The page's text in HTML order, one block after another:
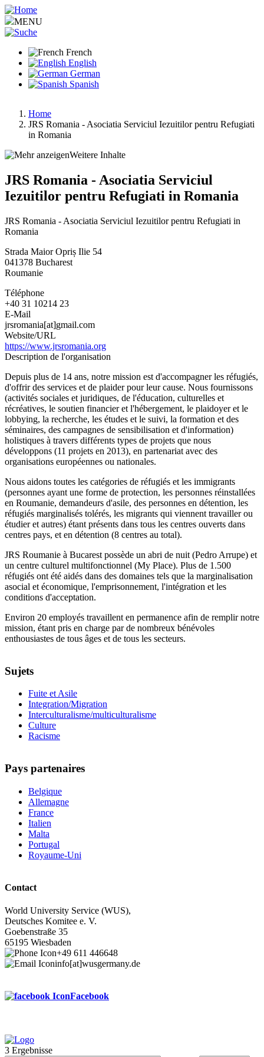
Aller
au
contenu
MENU
French
English
German
Spanish
Fil
Home
JRS Romania - Asociatia Serviciul Iezuitilor pentru Refugiati
in Romania
Weitere Inhalte
JRS Romania - Asociatia Serviciul
Iezuitilor pentru Refugiati in Romania
JRS Romania - Asociatia Serviciul Iezuitilor pentru Refugiati in
Romania
Strada Maior Opriș Ilie 54
041378 Bucharest
Roumanie
Téléphone
+40 31 10214 23
E-Mail
jrsromania[at]gmail.com
Website/URL
https://www.jrsromania.org
Description de l'organisation
Depuis plus de 14 ans, notre mission est d'accompagner les réfugiés,
d'offrir des services et de plaider pour leur cause. Nous fournissons
(activités sociales et juridiques, de l'éducation, culturelles et
récréatives, le soutien financier et l'hébergement, le plaidoyer et le
lobbying, la recherche, les études et le suivi, la formation et des
séminaires, des campagnes de sensibilisation et d'information)
holistiques à travers différents types de projets que nous
développons (11 projets en 2013), en partenariat avec des
organisations européennes ou nationales.
Nous aidons toutes les catégories de réfugiés et les immigrants
(personnes ayant une forme de protection, les personnes réinstallées
en Roumanie, demandeurs d'asile, des personnes en détention, les
réfugiés marginalisés tolérés, les migrants qui viennent travailler ou
étudier et autres) étant présents dans tous les centres ouverts dans
centres pays, et en détention (8 centres au total).
JRS Roumanie à Bucarest possède un abri de nuit (Pedro Arrupe) et
un centre culturel multifonctionnel (My Place). Plus de 1.500
réfugiés ont été aidés dans des domaines tels que la marginalisation
asocial et économique, l'emprisonnement, l'intégration et les
conditions d'acceptation.
Environ 20 employés travaillent en permanence afin de remplir notre
mission, étant pris en charge par de nombreux bénévoles
enthousiastes de tous âges et de tous les secteurs.
Sujets
Fuite et Asile
Integration/Migration
Interculturalisme/multiculturalisme
Culture
Racisme
Pays partenaires
Belgique
Allemagne
France
Italien
Malta
Portugal
Royaume-Uni
Contact
World University Service (WUS),
Deutsches Komitee e. V.
Goebenstraße 35
65195 Wiesbaden
+49 611 446648
info[at]wusgermany.de
Facebook
Footer
3 Ergebnisse